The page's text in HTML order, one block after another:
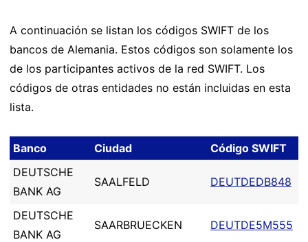
A continuación se listan los códigos SWIFT de los
bancos de Alemania. Estos códigos son solamente los
de los participantes activos de la red SWIFT. Los
códigos de otras entidades no están incluidas en esta
lista.
Banco Ciudad
Código SWIFT
DEUTSCHE
BANK AG
SAALFELD DEUTDEDB848
DEUTSCHE
BANK AG
SAARBRUECKEN DEUTDE5M555